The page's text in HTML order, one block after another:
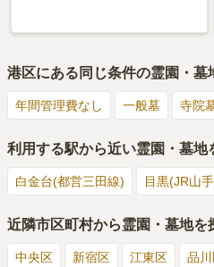
港区にある同じ条件の霊園・墓
年間管理費なし 一般墓 寺院
利用する駅から近い霊園・墓地
白金台(都営三田線) 目黒(JR山
近隣市区町村から霊園・墓地を
中央区 新宿区 江東区 品